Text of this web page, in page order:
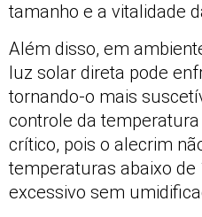
tamanho e a vitalidade
Além disso, em
luz solar direta pode
tornando-o mais
controle da
crítico, pois o alecrim
temperaturas abaixo de
excessivo sem